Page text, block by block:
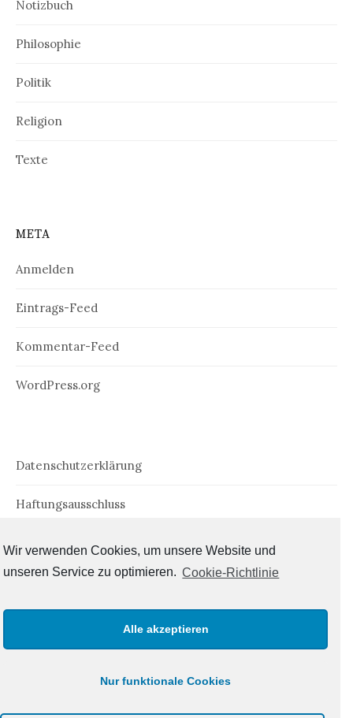
Wir verwenden Cookies, um unsere Website und
unseren Service zu optimieren. Cookie-Richtlinie
Alle akzeptieren
Nur funktionale Cookies
Notizbuch
Philosophie
Politik
Religion
Texte
META
Anmelden
Eintrags-Feed
Kommentar-Feed
WordPress.org
Datenschutzerklärung
Haftungsausschluss
Impressum
Cookie-Richtlinie (EU)